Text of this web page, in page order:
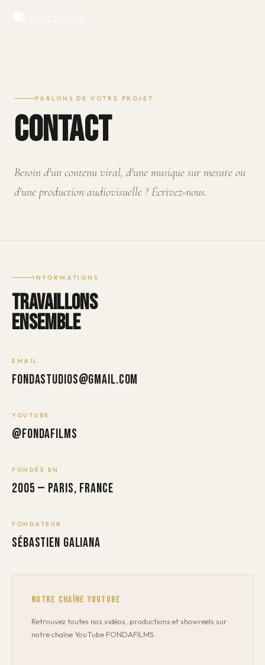
PARLONS DE VOTRE PROJET
CONTACT
Besoin d'un contenu viral, d'une musique sur mesure ou
d'une production audiovisuelle ? Écrivez-nous.
INFORMATIONS
TRAVAILLONS
ENSEMBLE
EMAIL
fondastudios@gmail.com
YOUTUBE
@FONDAFILMS
FONDÉE EN
2005 — Paris, France
FONDATEUR
Sébastien Galiana
NOTRE CHAÎNE YOUTUBE
Retrouvez toutes nos vidéos, productions et showreels sur
notre chaîne YouTube FONDAFILMS.